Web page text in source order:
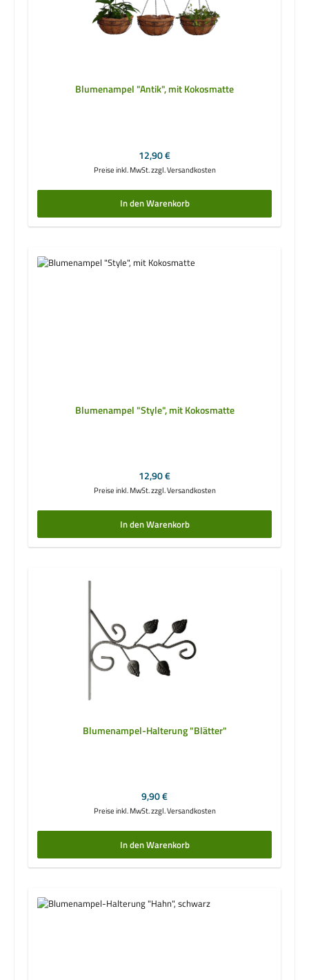
Blumenampel "Antik", mit Kokosmatte
Regulärer Preis:
12,90 €
Preise inkl. MwSt. zzgl. Versandkosten
In den Warenkorb
Blumenampel "Style", mit Kokosmatte
Regulärer Preis:
12,90 €
Preise inkl. MwSt. zzgl. Versandkosten
In den Warenkorb
Blumenampel-Halterung "Blätter"
Regulärer Preis:
9,90 €
Preise inkl. MwSt. zzgl. Versandkosten
In den Warenkorb